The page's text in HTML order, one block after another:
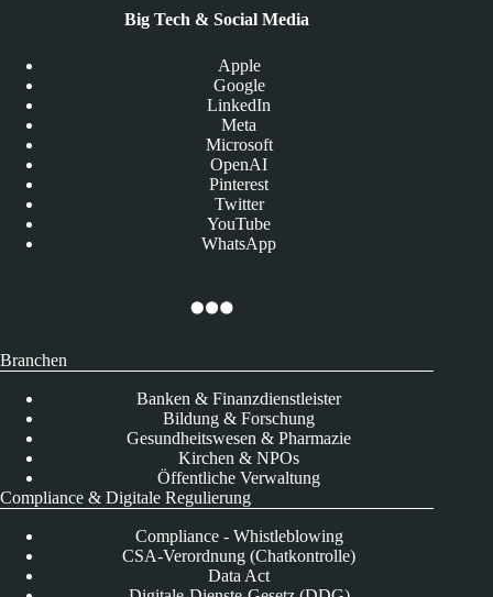
Big Tech & Social Media
Apple
Google
LinkedIn
Meta
Microsoft
OpenAI
Pinterest
Twitter
YouTube
WhatsApp
Branchen
Banken & Finanzdienstleister
Bildung & Forschung
Gesundheitswesen & Pharmazie
Kirchen & NPOs
Öffentliche Verwaltung
Compliance & Digitale Regulierung
Compliance - Whistleblowing
CSA-Verordnung (Chatkontrolle)
Data Act